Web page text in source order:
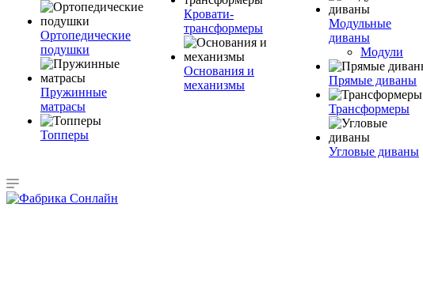
Ортопедические
подушки
Пружинные
матрасы
Топперы
Кровати-
трансформеры
Основания и
механизмы
Модульные
диваны
Модули
Прямые диваны
Трансформеры
Угловые диваны